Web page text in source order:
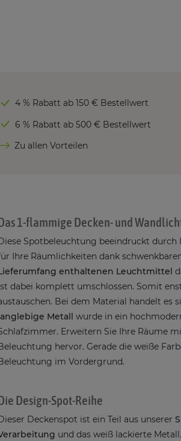
4 % Rabatt ab 150 € Bestellwert
6 % Rabatt ab 500 € Bestellwert
Zu allen Vorteilen
1-flammige Decken- und
Spotbeleuchtung beeindruckt
Ihre Räumlichkeiten dank
enthaltenen Leuchtmittel
dabei komplett umschlossen. Somit
Bei dem Material handelt es
langlebige Metall
wurde in ein
Erweitern Sie Ihre Räume
hervor. Gerade die weiße
im Vordergrund.
Design-Spot-Reihe
Deckenspot ist ein Teil aus unserer
und das weiß lackierte